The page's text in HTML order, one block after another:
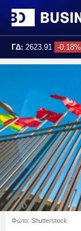
ΓΔ: 2623.91 -0.18%
Φώτο: Shutterstock